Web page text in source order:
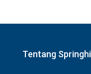
Tentang